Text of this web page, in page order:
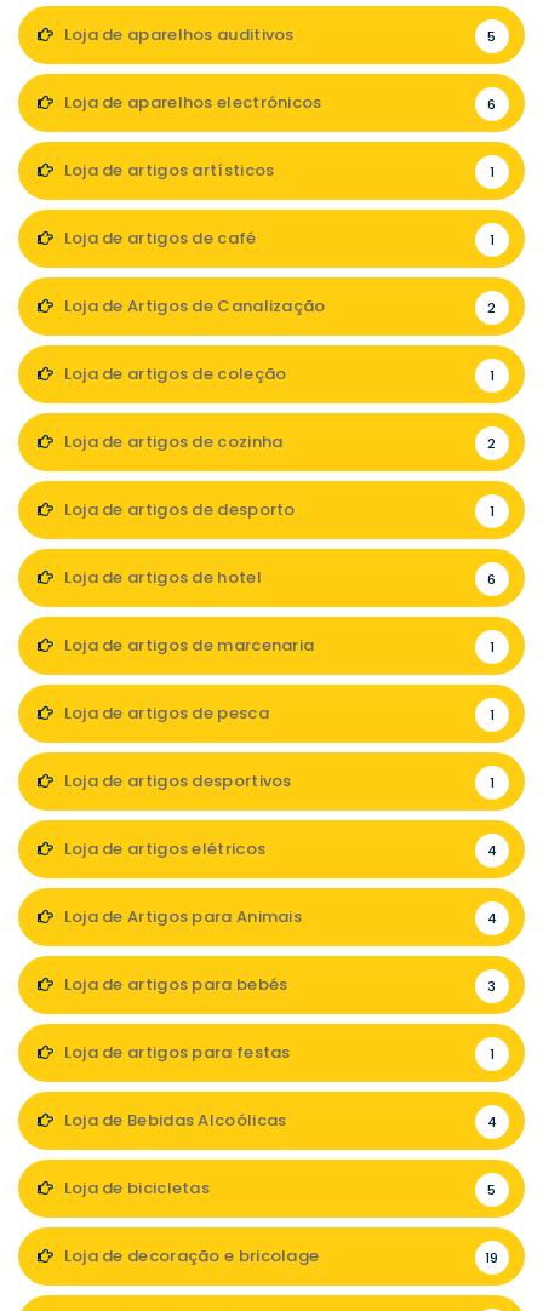
Loja de aparelhos auditivos 5
Loja de aparelhos electrónicos 6
Loja de artigos artísticos 1
Loja de artigos de café 1
Loja de Artigos de Canalização 2
Loja de artigos de coleção 1
Loja de artigos de cozinha 2
Loja de artigos de desporto 1
Loja de artigos de hotel 6
Loja de artigos de marcenaria 1
Loja de artigos de pesca 1
Loja de artigos desportivos 1
Loja de artigos elétricos 4
Loja de Artigos para Animais 4
Loja de artigos para bebés 3
Loja de artigos para festas 1
Loja de Bebidas Alcoólicas 4
Loja de bicicletas 5
Loja de decoração e bricolage 19